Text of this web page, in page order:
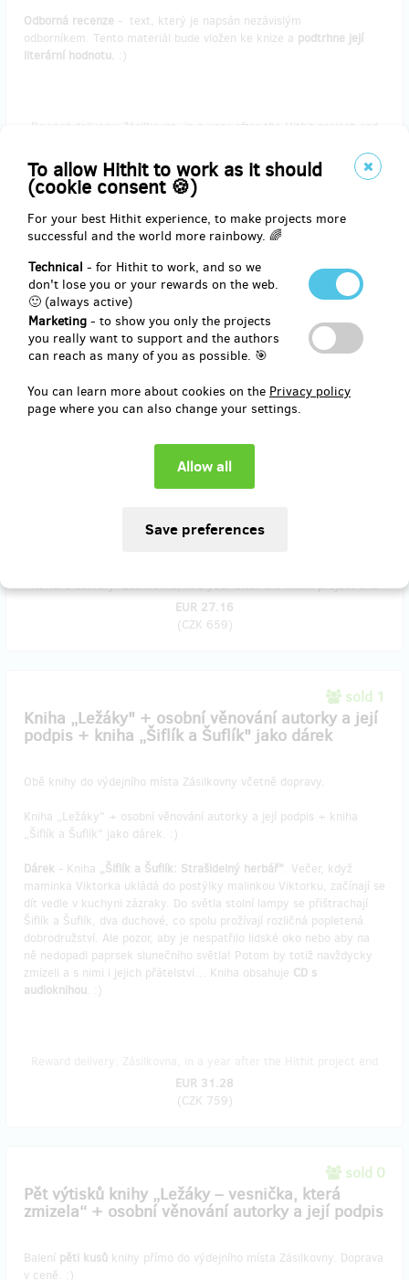
To allow Hithit to work as it should
(cookie consent 🍪)
For your best Hithit experience, to make projects more
successful and the world more rainbowy. 🌈
Technical - for Hithit to work, and so we
don't lose you or your rewards on the web.
🙂 (always active)
Marketing - to show you only the projects
you really want to support and the authors
can reach as many of you as possible. 🎯
You can learn more about cookies on the Privacy policy
page where you can also change your settings.
Odborná recenze - text, který je napsán nezávislým
odborníkem. Tento materiál bude vložen ke knize a podtrhne její
literární hodnotu. :)
Reward delivery: Zásilkovna, in a year after the Hithit project end
(CZK 599)
Kniha „Ležáky“ + osobní věnování autorky a její
podpis + kniha „Hebtyl“ jako dárek
Obě knihy do výdejního místa Zásilkovny včetně dopravy.
Kniha „Ležáky“ + osobní věnování autorky a její podpis + kniha
Dárek- Kniha„Hebtyl“ (od autora večerníčku Krysáci) seznamuje
a jenž přebírá vlastnosti svého majitele. Díky němu tak poznáte
nejen skutečné pocity druhého člověka, ale také jeho smýšlení o
Reward delivery: Zásilkovna, in a year after the Hithit project end
EUR 27.16
(CZK 659)
sold 1
Kniha „Ležáky" + osobní věnování autorky a její
podpis + kniha „Šiflík a Šuflík" jako dárek
Obě knihy do výdejního místa Zásilkovny včetně dopravy.
Kniha „Ležáky" + osobní věnování autorky a její podpis + kniha
„Šiflík a Šuflík" jako dárek. :)
Dárek - Kniha „Šiflík a Šuflík: Strašidelný herbář". Večer, když
maminka Viktorka ukládá do postýlky malinkou Viktorku, začínají se
dít vedle v kuchyni zázraky. Do světla stolní lampy se přištrachají
Šiflík a Šuflík, dva duchové, co spolu prožívají rozličná popletená
dobrodružství. Ale pozor, aby je nespatřilo lidské oko nebo aby na
ně nedopadl paprsek slunečního světla! Potom by totiž navždycky
zmizeli a s nimi i jejich přátelství… Kniha obsahuje CD s
audioknihou. :)
EUR 31.28
(CZK 759)
sold 0
Pět výtisků knihy „Ležáky – vesnička, která
zmizela“ + osobní věnování autorky a její podpis
Balení pěti kusů knihy přímo do výdejního místa Zásilkovny. Doprava
v ceně. :)